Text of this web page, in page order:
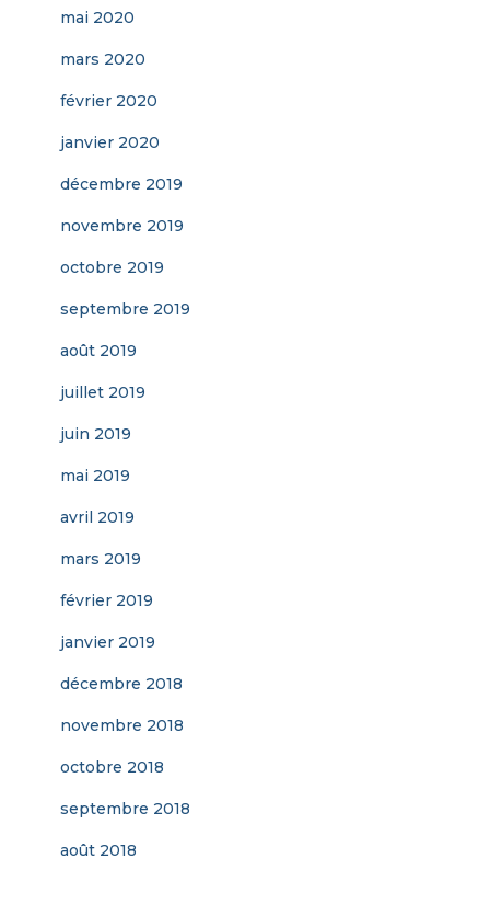
mai 2020
mars 2020
février 2020
janvier 2020
décembre 2019
novembre 2019
octobre 2019
septembre 2019
août 2019
juillet 2019
juin 2019
mai 2019
avril 2019
mars 2019
février 2019
janvier 2019
décembre 2018
novembre 2018
octobre 2018
septembre 2018
août 2018